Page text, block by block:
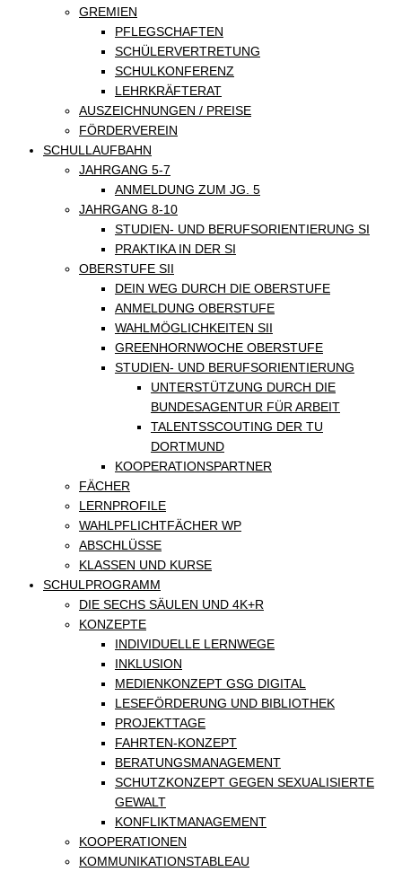
GREMIEN
PFLEGSCHAFTEN
SCHÜLERVERTRETUNG
SCHULKONFERENZ
LEHRKRÄFTERAT
AUSZEICHNUNGEN / PREISE
FÖRDERVEREIN
SCHULLAUFBAHN
JAHRGANG 5-7
ANMELDUNG ZUM JG. 5
JAHRGANG 8-10
STUDIEN- UND BERUFSORIENTIERUNG SI
PRAKTIKA IN DER SI
OBERSTUFE SII
DEIN WEG DURCH DIE OBERSTUFE
ANMELDUNG OBERSTUFE
WAHLMÖGLICHKEITEN SII
GREENHORNWOCHE OBERSTUFE
STUDIEN- UND BERUFSORIENTIERUNG
UNTERSTÜTZUNG DURCH DIE
BUNDESAGENTUR FÜR ARBEIT
TALENTSSCOUTING DER TU
DORTMUND
KOOPERATIONSPARTNER
FÄCHER
LERNPROFILE
WAHLPFLICHTFÄCHER WP
ABSCHLÜSSE
KLASSEN UND KURSE
SCHULPROGRAMM
DIE SECHS SÄULEN UND 4K+R
KONZEPTE
INDIVIDUELLE LERNWEGE
INKLUSION
MEDIENKONZEPT GSG DIGITAL
LESEFÖRDERUNG UND BIBLIOTHEK
PROJEKTTAGE
FAHRTEN-KONZEPT
BERATUNGSMANAGEMENT
SCHUTZKONZEPT GEGEN SEXUALISIERTE
GEWALT
KONFLIKTMANAGEMENT
KOOPERATIONEN
KOMMUNIKATIONSTABLEAU